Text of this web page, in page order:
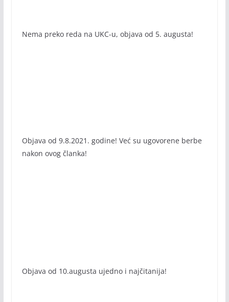
Nema preko reda na UKC-u, objava od 5. augusta!
Objava od 9.8.2021. godine! Već su ugovorene berbe
nakon ovog članka!
Objava od 10.augusta ujedno i najčitanija!